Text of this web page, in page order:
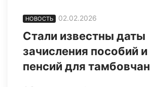
НОВОСТЬ 02.02.2026
Стали известны даты
зачисления пособий и
пенсий для тамбовчан